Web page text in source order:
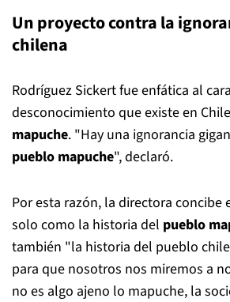
Un proyecto contra la
chilena
Rodríguez Sickert fue enfática al
desconocimiento que existe en
mapuche. "Hay una ignorancia
pueblo mapuche", declaró.
Por esta razón, la directora concibe
solo como la historia del pueblo
también "la historia del pueblo
para que nosotros nos miremos a
no es algo ajeno lo mapuche, la